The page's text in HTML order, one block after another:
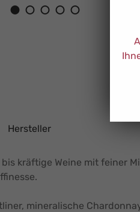
Hersteller
kräftige Weine mit feiner
mineralische